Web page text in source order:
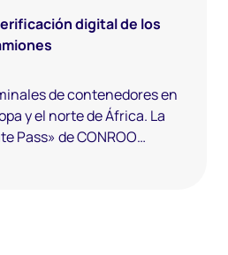
digital de los
de contenedores en
y el norte de África. La
Pass» de CONROO
en logística portuaria